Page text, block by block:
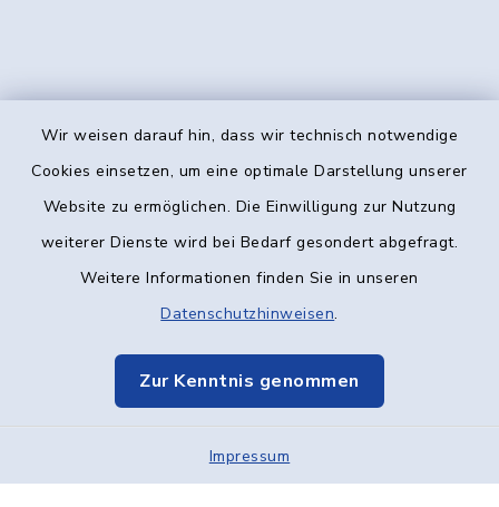
Wir weisen darauf hin, dass wir technisch notwendige
Cookies einsetzen, um eine optimale Darstellung unserer
Website zu ermöglichen. Die Einwilligung zur Nutzung
weiterer Dienste wird bei Bedarf gesondert abgefragt.
Weitere Informationen finden Sie in unseren
Datenschutzhinweisen.
Zur Kenntnis genommen
Impressum
Kontakt
Datenschutz
Elektronische Kommunikation
Sitemap